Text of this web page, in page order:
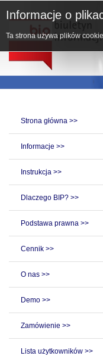
Strona główna >>
Informacje >>
Instrukcja >>
Dlaczego BIP? >>
Podstawa prawna >>
Cennik >>
O nas >>
Demo >>
Zamówienie >>
Lista użytkowników >>
Informacje o
Ta strona używa plików